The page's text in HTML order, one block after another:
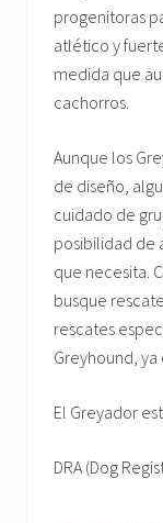
progenitoras
atlético y
medida que
cachorros.
Aunque los
de diseño,
cuidado de
posibilidad de
que necesita.
busque
rescates
Greyhound,
El Greyador
DRA (Dog